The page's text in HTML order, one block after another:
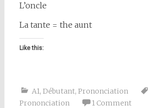
L’oncle
La tante = the aunt
Like this:
A1, Débutant, Prononciation
Prononciation
1 Comment